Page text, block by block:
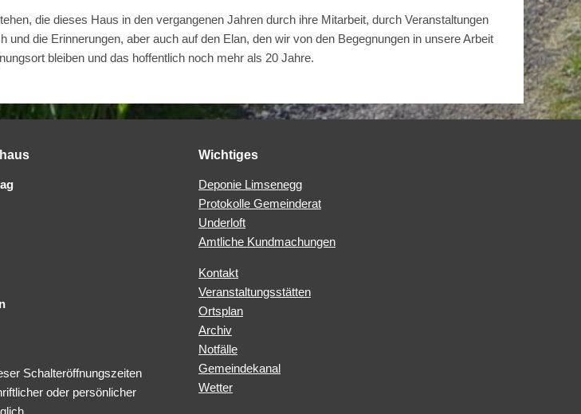
die dieses Haus in den vergangenen Jahren durch ihre Mitarbeit, durch Veranstaltungen
die Erinnerungen, aber auch auf den Elan, den wir von den Begegnungen in unsere Arbeit
bleiben und das hoffentlich noch mehr als 20 Jahre.
Schalteröffnungszeiten
oder persönlicher
Wichtiges
Deponie Limsenegg
Protokolle Gemeinderat
Underloft
Amtliche Kundmachungen
Kontakt
Veranstaltungsstätten
Ortsplan
Archiv
Notfälle
Gemeindekanal
Wetter